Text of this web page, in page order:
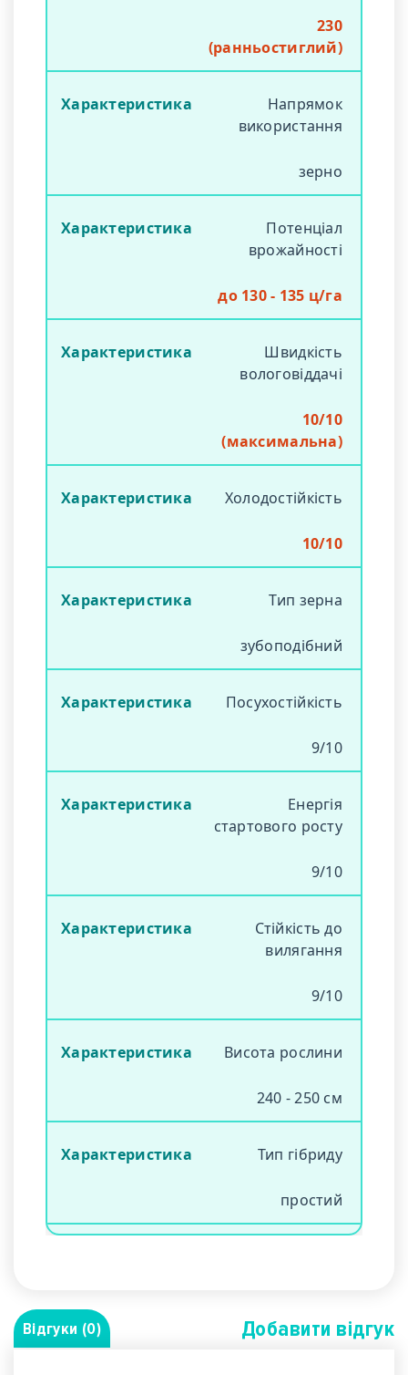
230
(ранньостиглий)
Напрямок
використання
зерно
Потенціал
врожайності
до 130 - 135 ц/га
Швидкість
вологовіддачі
10/10
(максимальна)
Холодостійкість
10/10
Тип зерна
зубоподібний
Посухостійкість
9/10
Енергія
стартового росту
9/10
Стійкість до
вилягання
9/10
Висота рослини
240 - 250 см
Тип гібриду
простий
Відгуки (0) Добавити вiдгук